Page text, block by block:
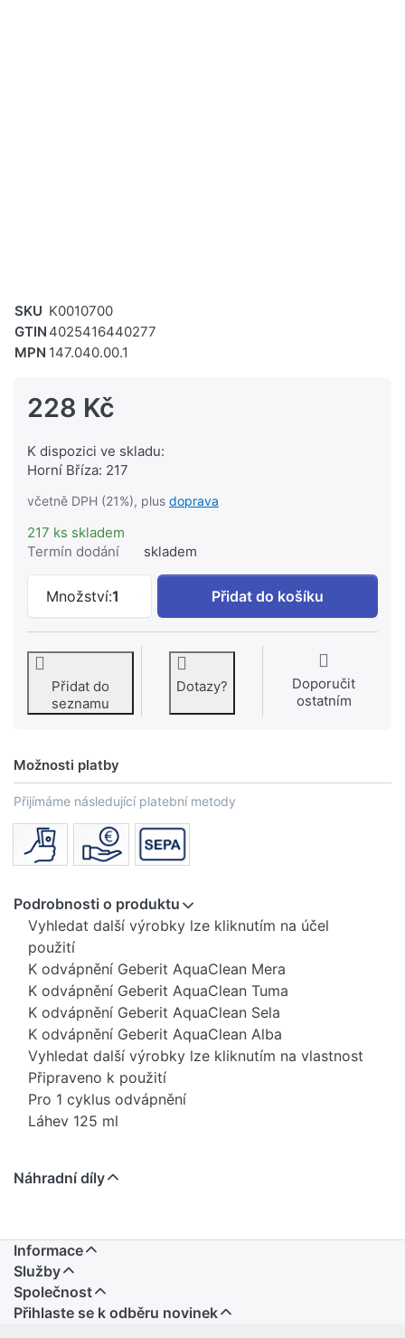
SKU K0010700
GTIN 4025416440277
MPN 147.040.00.1
228 Kč
K dispozici ve skladu:
Horní Bříza: 217
včetně DPH (21%), plus doprava
217 ks skladem
Termín dodání
skladem
Množství:1
GEBERIT Odvápňovací prostředek
Přidat do košíku
Přidat do
seznamu
Dotazy?
Doporučit
ostatním
Možnosti platby
Přijímáme následující platební metody
Podrobnosti o produktu
Vyhledat další výrobky lze kliknutím na účel
použití
K odvápnění Geberit AquaClean Mera
K odvápnění Geberit AquaClean Tuma
K odvápnění Geberit AquaClean Sela
K odvápnění Geberit AquaClean Alba
Vyhledat další výrobky lze kliknutím na vlastnost
Připraveno k použití
Pro 1 cyklus odvápnění
Láhev 125 ml
Náhradní díly
Informace
Služby
Společnost
Přihlaste se k odběru novinek